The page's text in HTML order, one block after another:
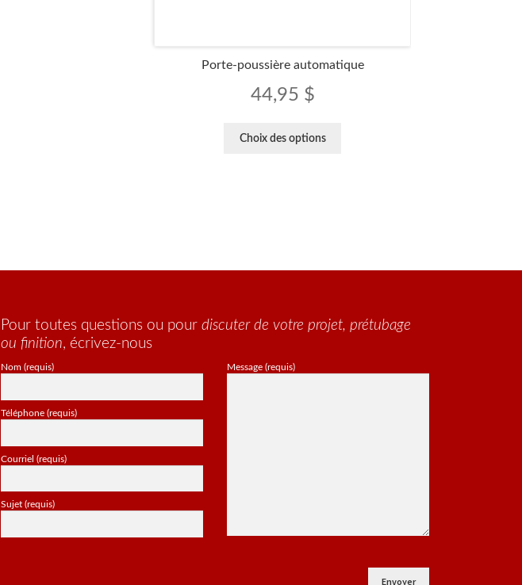
Porte-poussière automatique
44,95 $
Choix des options
être
la
produit
Pour toutes questions ou pour discuter de votre projet, prétubage
ou finition, écrivez-nous
Nom (requis)
Téléphone (requis)
Courriel (requis)
Sujet (requis)
Message (requis)